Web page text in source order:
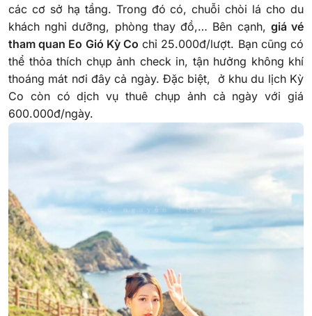
các cơ sở hạ tầng. Trong đó có, chuỗi chòi lá cho du
khách nghỉ dưỡng, phòng thay đồ,… Bên cạnh, giá vé
tham quan Eo Gió Kỳ Co chỉ 25.000đ/lượt. Bạn cũng có
thể thỏa thích chụp ảnh check in, tận hưởng không khí
thoáng mát nơi đây cả ngày. Đặc biệt, ở khu du lịch Kỳ
Co còn có dịch vụ thuê chụp ảnh cả ngày với giá
600.000đ/ngày.